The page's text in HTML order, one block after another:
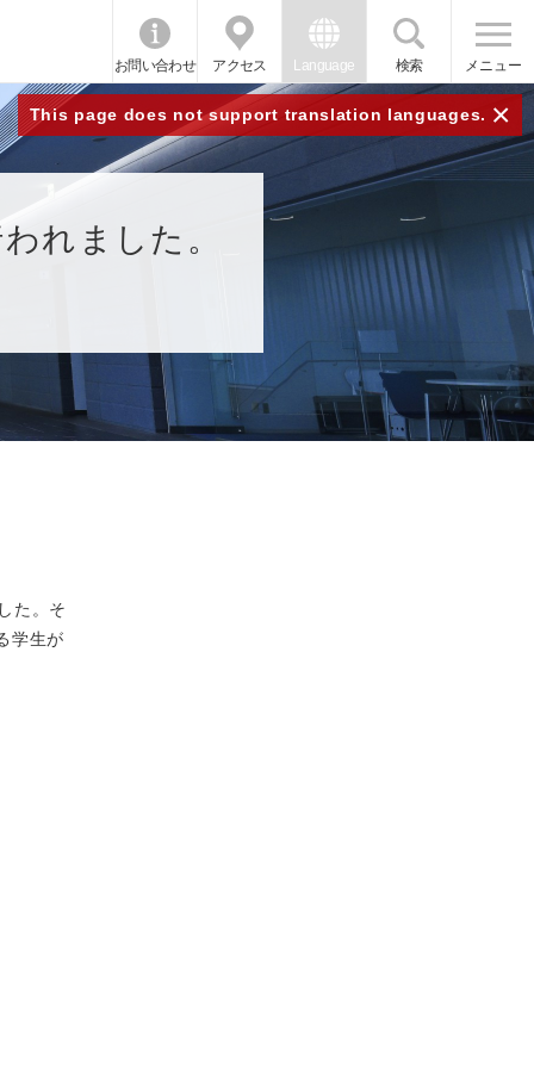
お問い合わせ アクセス Language 検索 メニュー
This page does not support translation languages. ×
れました。
た。そ
学生が